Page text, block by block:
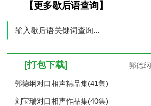
【更多歇后语查询】
[打包下载] 郭德纲
郭德纲对口相声精品集(41集)
刘宝瑞对口相声作品集(40集)